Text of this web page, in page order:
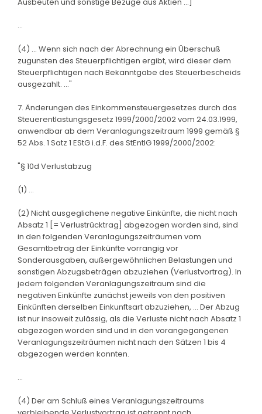
...
(4) ... Wenn sich nach der Abrechnung ein Überschuß
zugunsten des Steuerpflichtigen ergibt, wird dieser dem
Steuerpflichtigen nach Bekanntgabe des Steuerbescheids
ausgezahlt. ..."
7. Änderungen des Einkommensteuergesetzes durch das
Steuerentlastungsgesetz 1999/2000/2002 vom 24.03.1999,
anwendbar ab dem Veranlagungszeitraum 1999 gemäß §
52 Abs. 1 Satz 1 EStG i.d.F. des StEntlG 1999/2000/2002:
"§ 10d Verlustabzug
(1) ...
(2) Nicht ausgeglichene negative Einkünfte, die nicht nach
Absatz 1 [= Verlustrücktrag] abgezogen worden sind, sind
in den folgenden Veranlagungszeiträumen vom
Gesamtbetrag der Einkünfte vorrangig vor
Sonderausgaben, außergewöhnlichen Belastungen und
sonstigen Abzugsbeträgen abzuziehen (Verlustvortrag). In
jedem folgenden Veranlagungszeitraum sind die
negativen Einkünfte zunächst jeweils von den positiven
Einkünften derselben Einkunftsart abzuziehen, ... Der Abzug
ist nur insoweit zulässig, als die Verluste nicht nach Absatz 1
abgezogen worden sind und in den vorangegangenen
Veranlagungszeiträumen nicht nach den Sätzen 1 bis 4
abgezogen werden konnten.
...
(4) Der am Schluß eines Veranlagungszeitraums